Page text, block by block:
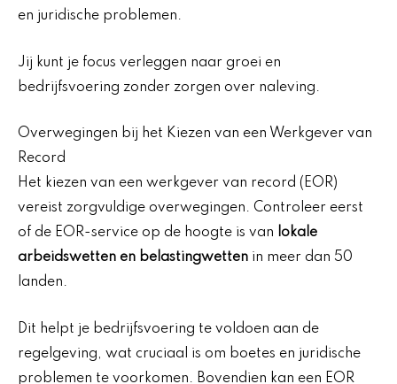
en juridische problemen.
Jij kunt je focus verleggen naar groei en
bedrijfsvoering zonder zorgen over naleving.
Overwegingen bij het Kiezen van een Werkgever van
Record
Het kiezen van een werkgever van record (EOR)
vereist zorgvuldige overwegingen. Controleer eerst
of de EOR-service op de hoogte is van
lokale
arbeidswetten en belastingwetten in meer dan 50
landen.
Dit helpt je bedrijfsvoering te voldoen aan de
regelgeving, wat cruciaal is om boetes en juridische
problemen te voorkomen. Bovendien kan een EOR